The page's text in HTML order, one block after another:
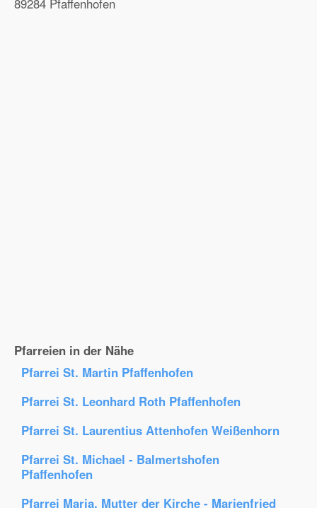
89284 Pfaffenhofen
Pfarreien in der Nähe
Pfarrei St. Martin Pfaffenhofen
Pfarrei St. Leonhard Roth Pfaffenhofen
Pfarrei St. Laurentius Attenhofen Weißenhorn
Pfarrei St. Michael - Balmertshofen
Pfaffenhofen
Pfarrei Maria, Mutter der Kirche - Marienfried